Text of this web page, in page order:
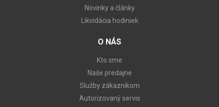
Novinky a články
Likvidácia hodiniek
O NÁS
Kto sme
Naše predajne
Služby zákazníkom
Autorizovaný servis